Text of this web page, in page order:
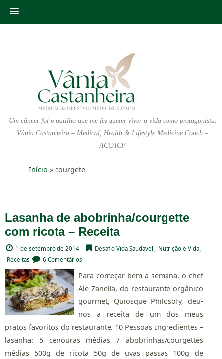
Um câncer foi o gatilho que me fez querer viver a vida como protagonista.
Vânia Castanheira – Medical, Health & Lifestyle Medicine Coach –
ACC/ICF
Início » courgete
Lasanha de abobrinha/courgette
com ricota – Receita
1 de setembro de 2014 Desafio Vida Saudavel , Nutrição e Vida ,
Receitas
6 Comentários
Para começar bem a semana, o chef
Ale Zanella, do restaurante orgânico
gourmet, Quiosque Philosofy, deu-
nos a receita de um dos meus
pratos favoritos do restaurante. 10 Pessoas Ingredientes –
lasanha: 5 cenouras médias 7 abobrinhas/courgettes
médias 500g de ricota 50g de uvas passas 100g de